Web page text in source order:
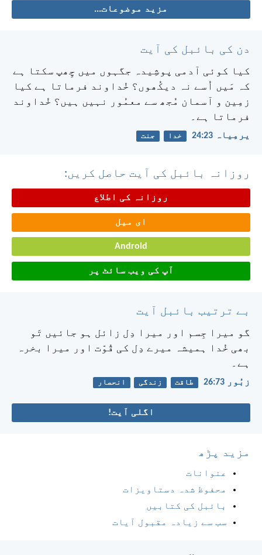
مزید موضوعات...
دن کی بائبل کی آیت
کیا کوئی آدمی پوشِیدہ جگہوں میں چِھپ سکتا ہے
کہ مَیں اُسے نہ دیکُھوں؟ خُداوند فرماتا ہے کیا
زمِین و آسمان مُجھ سے معمُور نہیں ہیں؟ خُداوند
فرماتا ہے۔
یرمِیاہ 23:‏24 خدا جنت
روزانہ بائبل کی آیت حاصل کریں:
روزانہ کی اطلاع
ای میل
Android
آپ کی ویب سائٹ پر
بے ترتیب بائبل آیت
گو میرا جِسم اور میرا دِل زائل ہو جائیں تَو
بھی خُدا ہمیشہ میرے دِل کی قُوّت اور میرا بخرہ
ہے۔
زبُور 73:‏26 طاقت زندگی انحصار
اگلی آیت!
مزید پڑھ
عنوانات
محفوظ شدہ دستاویزات
بائبل کی کتابیں
سب سے زیادہ مقبول آیات